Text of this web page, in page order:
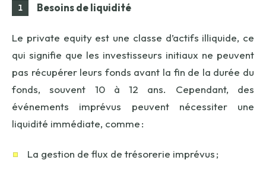
Besoins de liquidité
Le private equity est une classe d’actifs illiquide, ce
qui signifie que les investisseurs initiaux ne peuvent
pas récupérer leurs fonds avant la fin de la durée du
fonds, souvent 10 à 12 ans. Cependant, des
événements imprévus peuvent nécessiter une
liquidité immédiate, comme :
La gestion de flux de trésorerie imprévus ;